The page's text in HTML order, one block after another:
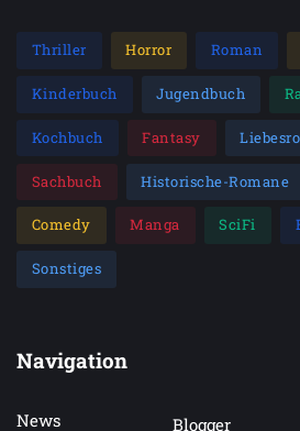
Thriller Horror Roman
Kinderbuch Jugendbuch
Kochbuch Fantasy
Sachbuch Historische-Romane
Comedy Manga SciFi
Sonstiges
Navigation
News Blogger